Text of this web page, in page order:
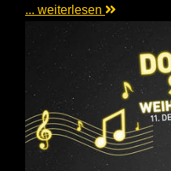
... weiterlesen